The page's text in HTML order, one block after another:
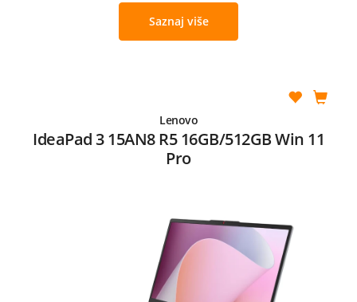
Saznaj više
Lenovo
IdeaPad 3 15AN8 R5 16GB/512GB Win 11
Pro